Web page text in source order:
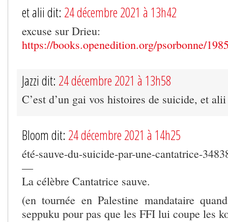
et alii dit: 24 décembre 2021 à 13h42
excuse sur Drieu:
https://books.openedition.org/psorbonne/
Jazzi dit: 24 décembre 2021 à 13h58
C’est d’un gai vos histoires de suicide, et
Bloom dit: 24 décembre 2021 à 14h25
été-sauve-du-suicide-par-une-cantatrice-
—
La célèbre Cantatrice sauve.
(en tournée en Palestine mandataire
seppuku pour pas que les FFI lui coupe les